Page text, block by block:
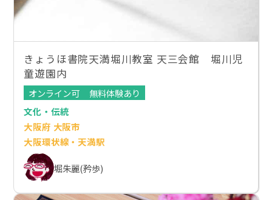
きょうほ書院天満堀川教室 天三会館 堀川児
童遊園内
オンライン可
無料体験あり
文化・伝統
大阪府 大阪市
大阪環状線・天満駅
堀朱麗(矜歩)